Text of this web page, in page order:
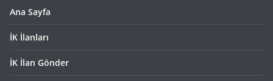
Ana Sayfa
İK İlanları
İK İlan Gönder